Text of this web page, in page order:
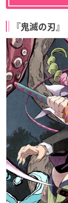
『鬼滅の刃』